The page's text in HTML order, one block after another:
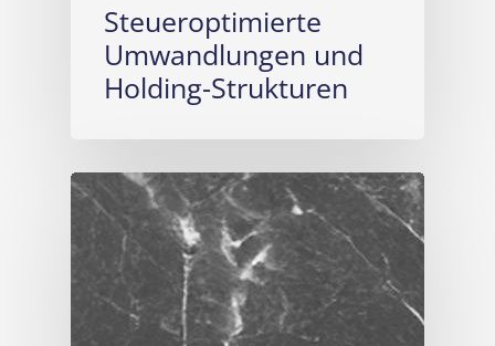
Steueroptimierte
Umwandlungen und
Holding-Strukturen